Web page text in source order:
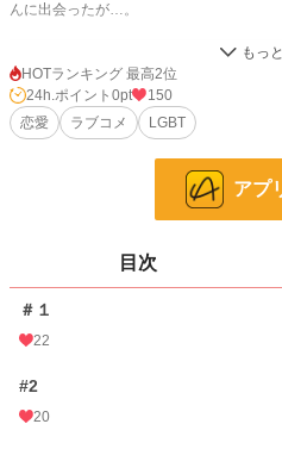
んに出会ったが…。
一般女性向け 2,536 位 / 2,536 件
お気に入り 21
2025.03.05 22:12
初回公開日時
月間ポイント
HOTランキング 最高2位
24h.ポイント 0pt
150
恋愛
ラブコメ LGBT
アプ
目次
＃１
22
#2
20